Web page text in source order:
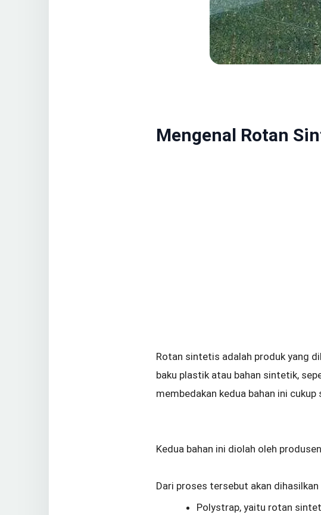
Mengenal Rotan
Rotan sintetis adalah produk yang
baku plastik atau bahan sintetik,
membedakan kedua bahan ini
Kedua bahan ini diolah oleh
Dari proses tersebut akan
Polystrap, yaitu rotan